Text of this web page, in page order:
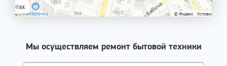
Мы осуществляем ремонт бытовой техники